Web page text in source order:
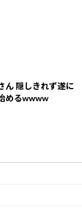
ん 隠しきれず遂に
めるwwww